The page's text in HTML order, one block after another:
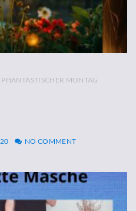
PHANTASTISCHER MONTAG
NO COMMENT